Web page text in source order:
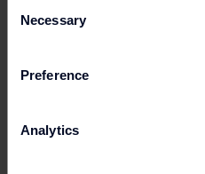
Selection
Necessary
Preference
Analytics
6. GARANTIEN
7. RECHTE AN